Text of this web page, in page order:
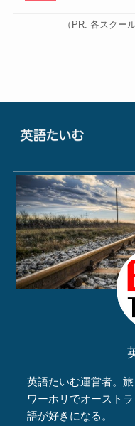
（PR: 各スクー
英語たいむ運営者。旅
ワーホリでオースト
語が好きになる。